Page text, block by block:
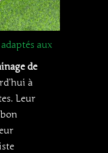
aux
de
à
Leur